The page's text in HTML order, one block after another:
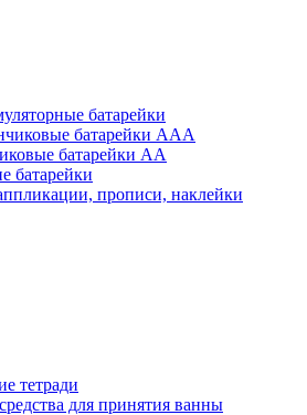
батарейки
батарейки ААА
батарейки АА
батарейки
прописи, наклейки
тетради
для принятия ванны